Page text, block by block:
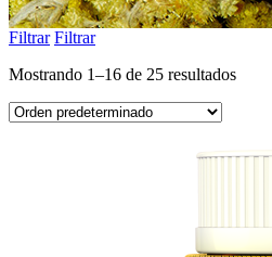
Filtrar Filtrar
Mostrando 1–16 de 25 resultados